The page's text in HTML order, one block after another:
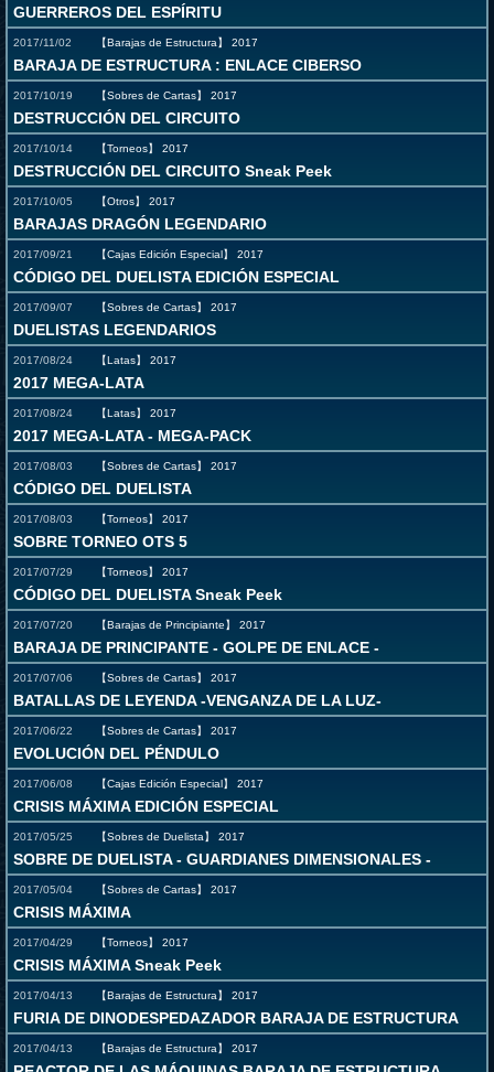
GUERREROS DEL ESPÍRITU
2017/11/02 【Barajas de Estructura】 2017
BARAJA DE ESTRUCTURA : ENLACE CIBERSO
2017/10/19 【Sobres de Cartas】 2017
DESTRUCCIÓN DEL CIRCUITO
2017/10/14 【Torneos】 2017
DESTRUCCIÓN DEL CIRCUITO Sneak Peek
2017/10/05 【Otros】 2017
BARAJAS DRAGÓN LEGENDARIO
2017/09/21 【Cajas Edición Especial】 2017
CÓDIGO DEL DUELISTA EDICIÓN ESPECIAL
2017/09/07 【Sobres de Cartas】 2017
DUELISTAS LEGENDARIOS
2017/08/24 【Latas】 2017
2017 MEGA-LATA
2017/08/24 【Latas】 2017
2017 MEGA-LATA - MEGA-PACK
2017/08/03 【Sobres de Cartas】 2017
CÓDIGO DEL DUELISTA
2017/08/03 【Torneos】 2017
SOBRE TORNEO OTS 5
2017/07/29 【Torneos】 2017
CÓDIGO DEL DUELISTA Sneak Peek
2017/07/20 【Barajas de Principiante】 2017
BARAJA DE PRINCIPANTE - GOLPE DE ENLACE -
2017/07/06 【Sobres de Cartas】 2017
BATALLAS DE LEYENDA -VENGANZA DE LA LUZ-
2017/06/22 【Sobres de Cartas】 2017
EVOLUCIÓN DEL PÉNDULO
2017/06/08 【Cajas Edición Especial】 2017
CRISIS MÁXIMA EDICIÓN ESPECIAL
2017/05/25 【Sobres de Duelista】 2017
SOBRE DE DUELISTA - GUARDIANES DIMENSIONALES -
2017/05/04 【Sobres de Cartas】 2017
CRISIS MÁXIMA
2017/04/29 【Torneos】 2017
CRISIS MÁXIMA Sneak Peek
2017/04/13 【Barajas de Estructura】 2017
FURIA DE DINODESPEDAZADOR BARAJA DE ESTRUCTURA
2017/04/13 【Barajas de Estructura】 2017